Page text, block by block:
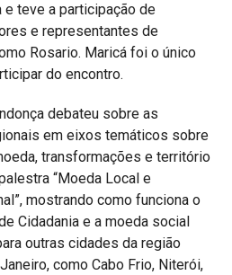
e teve a participação de
e representantes de
Rosario. Maricá foi o único
do encontro.
debateu sobre as
em eixos temáticos sobre
transformações e território
“Moeda Local e
mostrando como funciona o
Cidadania e a moeda social
outras cidades da região
como Cabo Frio, Niterói,